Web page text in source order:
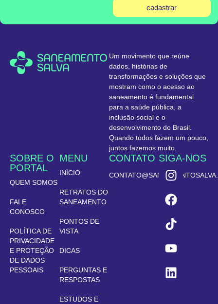
cadastrar
Um movimento que reúne
dados, histórias de
transformações e soluções que
mostram como o acesso ao
saneamento é fundamental
para a saúde pública, a
inclusão social e o
desenvolvimento do Brasil.
Quando todos fazem um pouco,
juntos fazemos muito.
SOBRE O
PORTAL
QUEM SOMOS
FALE
CONOSCO
POLÍTICA DE
PRIVACIDADE
E PROTEÇÃO
DE DADOS
PESSOAIS
MENU
INÍCIO
RETRATOS DO
SANEAMENTO
PONTOS DE
VISTA
DICAS
PERGUNTAS E
RESPOSTAS
ESTUDOS E
CONTATO SIGA-NOS